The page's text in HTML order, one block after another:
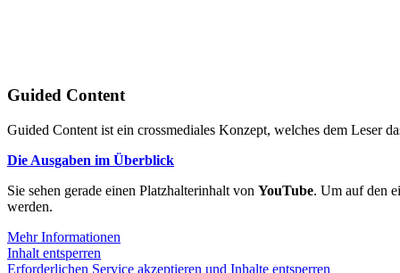
Guided Content
Guided Content ist ein crossmediales Konzept, welches dem Leser
Die Ausgaben im Überblick
Sie sehen gerade einen Platzhalterinhalt von YouTube. Um auf den
werden.
Mehr Informationen
Inhalt entsperren
Erforderlichen Service akzeptieren und Inhalte entsperren